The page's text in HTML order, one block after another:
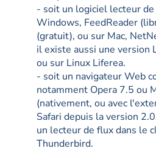
- soit un logiciel lecteur
Windows, FeedReader
(gratuit), ou sur Mac,
il existe aussi une version
ou sur Linux Liferea.
- soit un navigateur Web
notamment Opera 7.5 ou
(nativement, ou avec
Safari depuis la version
un lecteur de flux dans le
Thunderbird.